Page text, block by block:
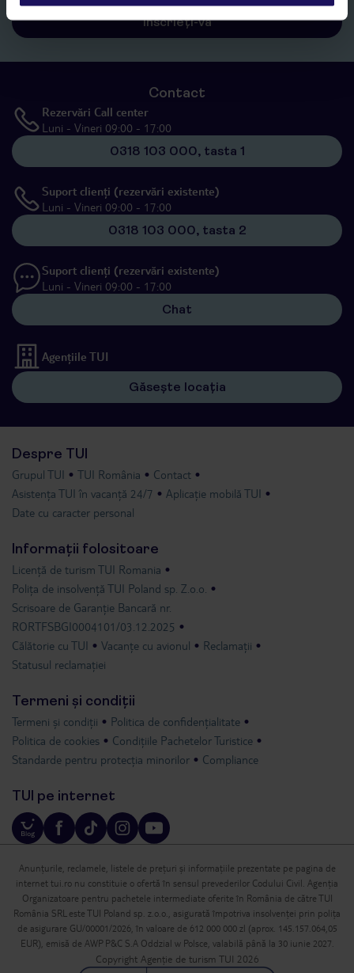
Înscrieți-vă
Contact
Rezervări Call center
Luni - Vineri 09:00 - 17:00
0318 103 000, tasta 1
Suport clienți (rezervări existente)
Luni - Vineri 09:00 - 17:00
0318 103 000, tasta 2
Suport clienți (rezervări existente)
Luni - Vineri 09:00 - 17:00
Chat
Agențiile TUI
Găsește locația
Despre TUI
Grupul TUI TUI România
Contact
Asistența TUI în vacanță 24/7
Aplicație mobilă TUI
Date cu caracter personal
Informații folositoare
Licență de turism TUI Romania
Polița de insolvență TUI Poland sp. Z.o.o.
Scrisoare de Garanție Bancară nr.
RORTFSBGI0004101/03.12.2025
Călătorie cu TUI
Vacanțe cu avionul
Reclamații
Statusul reclamației
Termeni și condiții
Termeni și condiții
Politica de confidențialitate
Politica de cookies
Condițiile Pachetelor Turistice
Standarde pentru protecția minorilor
Compliance
TUI pe internet
Anunțurile, reclamele, listele de prețuri și informațiile prezentate pe pagina de
internet tui.ro nu constituie o ofertă în sensul prevederilor Codului Civil. Agenția
Organizatoare pentru pachetele intermediate oferite în România de către TUI
România SRL este TUI Poland sp. z.o.o., asigurată împotriva insolvenței prin polița
de asigurare GU/00001/2026, în valoare de 612 000 000 zl (aprox. 145.157.064,05
EUR), emisă de AWP P&C S.A Oddzial w Polsce, valabilă până la 30 iunie 2027.
Copyright Agenție de turism TUI 2026